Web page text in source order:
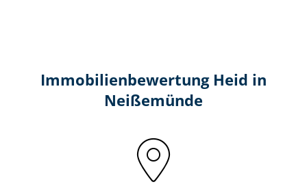
Immobilien­bewertung Heid in
Neißemünde